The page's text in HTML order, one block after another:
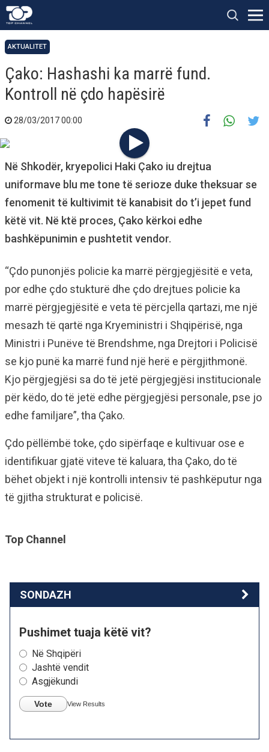
AKTUALITET
Çako: Hashashi ka marrë fund.
Kontroll në çdo hapësirë
28/03/2017 00:00
Në Shkodër, kryepolici Haki Çako iu drejtua
uniformave blu me tone të serioze duke theksuar se
fenomenit të kultivimit të kanabisit do t’i jepet fund
këtë vit. Në ktë proces, Çako kërkoi edhe
bashkëpunimin e pushtetit vendor.
“Çdo punonjës policie ka marrë përgjegjësitë e veta,
por edhe çdo stukturë dhe çdo drejtues policie ka
marrë përgjegjësitë e veta të përcjella qartazi, me një
mesazh të qartë nga Kryeministri i Shqipërisë, nga
Ministri i Punëve të Brendshme, nga Drejtori i Policisë
se kjo punë ka marrë fund një herë e përgjithmonë.
Kjo përgjegjësi sa do të jetë përgjegjësi institucionale
për këdo, do të jetë edhe përgjegjësi personale, pse jo
edhe familjare”, tha Çako.
Çdo pëllëmbë toke, çdo sipërfaqe e kultivuar ose e
identifikuar gjatë viteve të kaluara, tha Çako, do të
bëhet objekt i një kontrolli intensiv të pashkëputur nga
të gjitha strukturat e policisë.
Top Channel
SONDAZH
Pushimet tuaja këtë vit?
Në Shqipëri
Jashtë vendit
Asgjëkundi
Vote View Results